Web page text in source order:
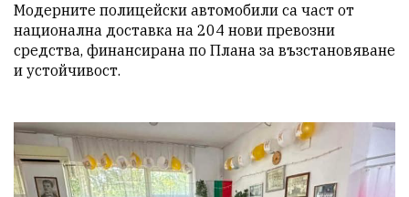
Модерните полицейски автомобили са част от
национална доставка на 204 нови превозни
средства, финансирана по Плана за възстановяване
и устойчивост.